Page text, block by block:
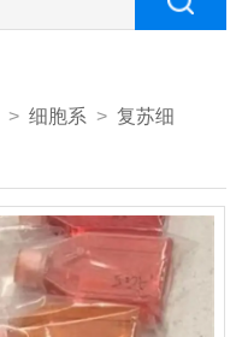
>细胞系 >复苏细